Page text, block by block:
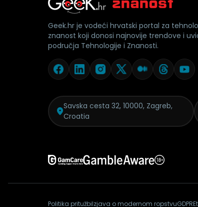
Geek.hr je vodeći hrvatski portal za
znanost koji donosi najnovije trendove i
područja Tehnologije i Znanosti.
Savska cesta 32, 10000, Zagreb,
Croatia
Politika pritužbiIzjava o modernom ropstvuGDPR